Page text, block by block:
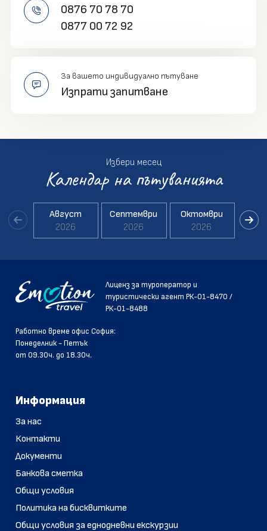
0876 70 78 70
0877 00 72 92
За вашето индивидуално пътуване
Изпрати запитване
Избери месец
Календар на пътуванията
Август
2026
Септември
2026
Октомври
2026
Лиценз за туроператор и
туристически агент РК-01-8470 /
РК-01-8488
Pаботно време офис София:
Понеделник - Петък
от 09.30ч. до 18.30ч.
Информация
За нас
Контакти
Документи
Банкова сметка
Общи условия
Политика на бисквитките
Общи условия за еднодневни екскурзии